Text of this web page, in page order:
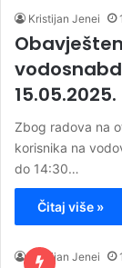
Kristijan Jenei
15.05.2025.
Zbog radova na
korisnika na
do 14:30…
Čitaj više »
Kristijan Jenei